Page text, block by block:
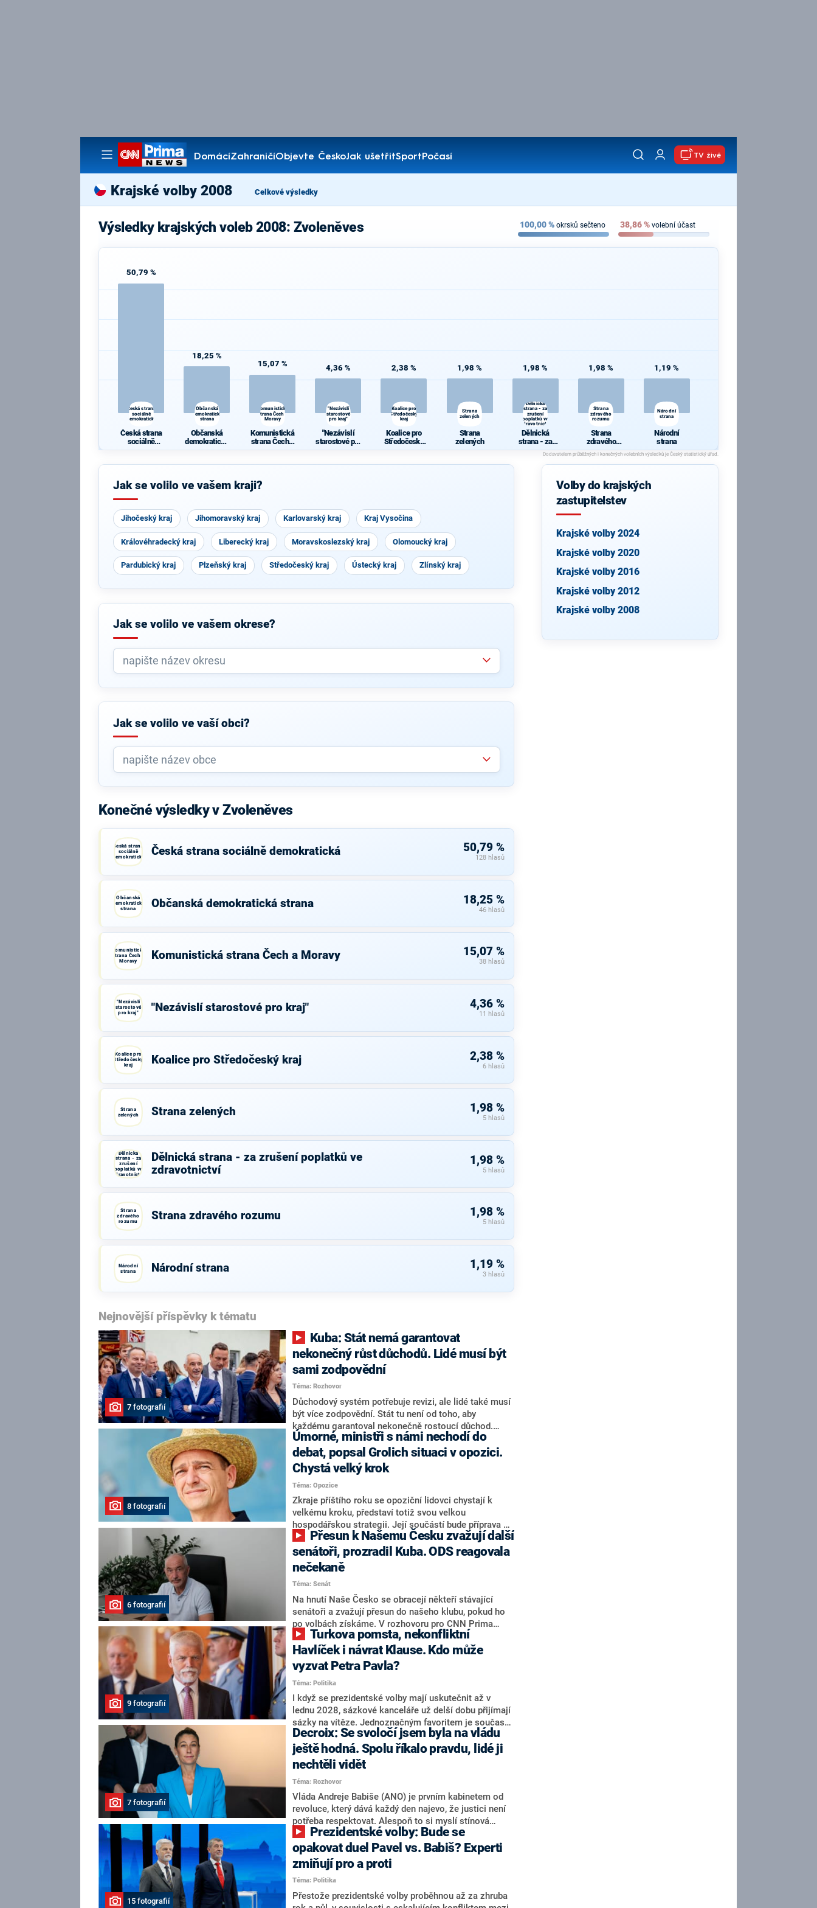
DomácíZahraničíObjevte ČeskoJak ušetřitSportPočasí
Pořady
TV živě
Krajské volby 2008 Celkové výsledky
Výsledky krajských voleb 2008: Zvoleněves 100,00% okrsků sečteno 38,86% volební účast
50,79 %
Česká strana
sociálně
demokratická
Česká strana
sociálně
18,25 %
Občanská
demokratická
strana
Občanská
demokratická
15,07 %
Komunistická
strana Čech a
Moravy
Komunistická
strana Čech a
4,36 %
"Nezávislí
starostové
pro kraj"
"Nezávislí
starostové pro
2,38 %
Koalice pro
Středočeský
kraj
Koalice pro
Středočeský
1,98 %
Strana
zelených
Strana
zelených
1,98 %
Dělnická
strana - za
zrušení
poplatků ve
zdravotnictví
Dělnická
strana - za
zrušení
poplatků ve
zdravotnictví
1,98 %
Strana
zdravého
rozumu
Strana
zdravého
rozumu
1,19 %
Národní
strana
Národní
strana
Jak se volilo ve vašem kraji?
Jihočeský kraj Jihomoravský kraj Karlovarský kraj Kraj Vysočina
Královéhradecký kraj Liberecký kraj Moravskoslezský kraj Olomoucký kraj
Pardubický kraj Plzeňský kraj Středočeský kraj Ústecký kraj Zlínský kraj
Jak se volilo ve vašem okrese?
Jak se volilo ve vaší obci?
Konečné výsledky v Zvoleněves
Česká strana
sociálně
demokratická
Česká strana sociálně demokratická 50,79 %
128 hlasů
Občanská
demokratická
strana
Občanská demokratická strana 18,25 %
46 hlasů
Komunistická
strana Čech a
Moravy
Komunistická strana Čech a Moravy 15,07 %
38 hlasů
"Nezávislí
starostové
pro kraj"
"Nezávislí starostové pro kraj" 4,36 %
11 hlasů
Koalice pro
Středočeský
kraj
Koalice pro Středočeský kraj 2,38 %
6 hlasů
Strana
zelených
Strana zelených 1,98 %
5 hlasů
Dělnická
strana - za
zrušení
poplatků ve
zdravotnictví
Dělnická strana - za zrušení poplatků ve
zdravotnictví
1,98 %
5 hlasů
Strana
zdravého
rozumu
Strana zdravého rozumu 1,98 %
5 hlasů
Národní
strana
Národní strana 1,19 %
3 hlasů
Nejnovější příspěvky k tématu
7 fotografií
nekonečný růst důchodů. Lidé musí být
sami zodpovědní
Téma: Rozhovor
Důchodový systém potřebuje revizi, ale lidé také musí
být více zodpovědní. Stát tu není od toho, aby
každému garantoval nekonečně rostoucí důchod.
Chybí tu nový systém a my ho představíme,řekl
hejtman Jihočeského kraje a předseda hnutí Naše
Česko Martin Kuba v rozhovoru pro CNN Prima NEWS.
V čele státu pak podle něj nemůže být člověk, který by
střetem zájmů omezoval čerpání financí a rozvoj,
dodal. Řešení u Andreje Babiše ale hodnotit nechtěl.
8 fotografií
Úmorné, ministři s námi nechodí do
debat, popsal Grolich situaci v opozici.
Chystá velký krok
Téma: Opozice
Zkraje příštího roku se opoziční lidovci chystají k
velkému kroku, představí totiž svou velkou
hospodářskou strategii. Její součástí bude příprava na
stárnutí populace, řekl ve středu na setkání s novináři
nový předseda lidovců Jan Grolich. Ten zároveň v
senátních volbách kandiduje ve Vyškově. Popsal i
aktivitu opozice, o níž vládní strany nebo političtí
komentátoři mluví jako o slabé a v defenzivě. „Je to
úmorná práce upozorňovat na chyby vlády. Ministři s
námi navíc nechodí do debat. Chceme ale ukazovat
svoje témata,“ odpověděl Grolich na dotaz CNN Prima
NEWS.
6 fotografií
senátoři, prozradil Kuba. ODS reagovala
nečekaně
Téma: Senát
Na hnutí Naše Česko se obracejí někteří stávající
senátoři a zvažují přesun do našeho klubu, pokud ho
po volbách získáme. V rozhovoru pro CNN Prima
NEWS to řekl zakladatel hnutí a jihočeský hejtman
Martin Kuba. Konkrétní nebyl, ale získat by takto mohl
například senátora Zdeňka Hrabu, který je dnes
součástí klubu ODS a TOP 09. Hraba to na dotaz
redakce nevyloučil. Předseda klubu senátorů ODS
Zdeněk Nytra redakci řekl, že počítá s odchodem
některých senátorů z klubu a že Naše Česko není
nepřítel, ale soupeř.
9 fotografií
Havlíček i návrat Klause. Kdo může
vyzvat Petra Pavla?
Téma: Politika
I když se prezidentské volby mají uskutečnit až v
lednu 2028, sázkové kanceláře už delší dobu přijímají
sázky na vítěze. Jednoznačným favoritem je současná
hlava státu Petr Pavel. Daleko za ním pak bookmakeři
zmiňují dva výrazné politiky ANO, tedy premiéra
Andreje Babiše a ministra průmyslu Karla Havlíčka.
Oblíbeným tipem samotných sázkařů je poslanec za
Motoristy Filip Turek. Politolog Jan Kubáček nicméně
o případné kandidatuře kohokoliv ze zmíněné trojice
značně pochybuje. Podle něj současná koalice dosud
nemá osobu, která by Pavlovi mohla konkurovat.
7 fotografií
Decroix: Se svoločí jsem byla na vládu
ještě hodná. Spolu říkalo pravdu, lidé ji
nechtěli vidět
Téma: Rozhovor
Vláda Andreje Babiše (ANO) je prvním kabinetem od
revoluce, který dává každý den najevo, že justici není
potřeba respektovat. Alespoň to si myslí stínová
ministryně spravedlnosti ODS Eva Decroix. V
rozhovoru pro CNN Prima NEWS si nebrala servítky
ohledně politického výkonu svého nástupce Jeronýma
Tejce (za ANO) či vládní zmocněnkyně pro lidská
práva Taťány Malé (ANO). Označením „svoloč“ na
adresu vlády prý byla ještě hodná. Decroix se také
15 fotografií
opakovat duel Pavel vs. Babiš? Experti
zmiňují pro a proti
Téma: Politika
Přestože prezidentské volby proběhnou až za zhruba
Volby do krajských
zastupitelstev
Krajské volby 2024
Krajské volby 2020
Krajské volby 2016
Krajské volby 2012
Krajské volby 2008